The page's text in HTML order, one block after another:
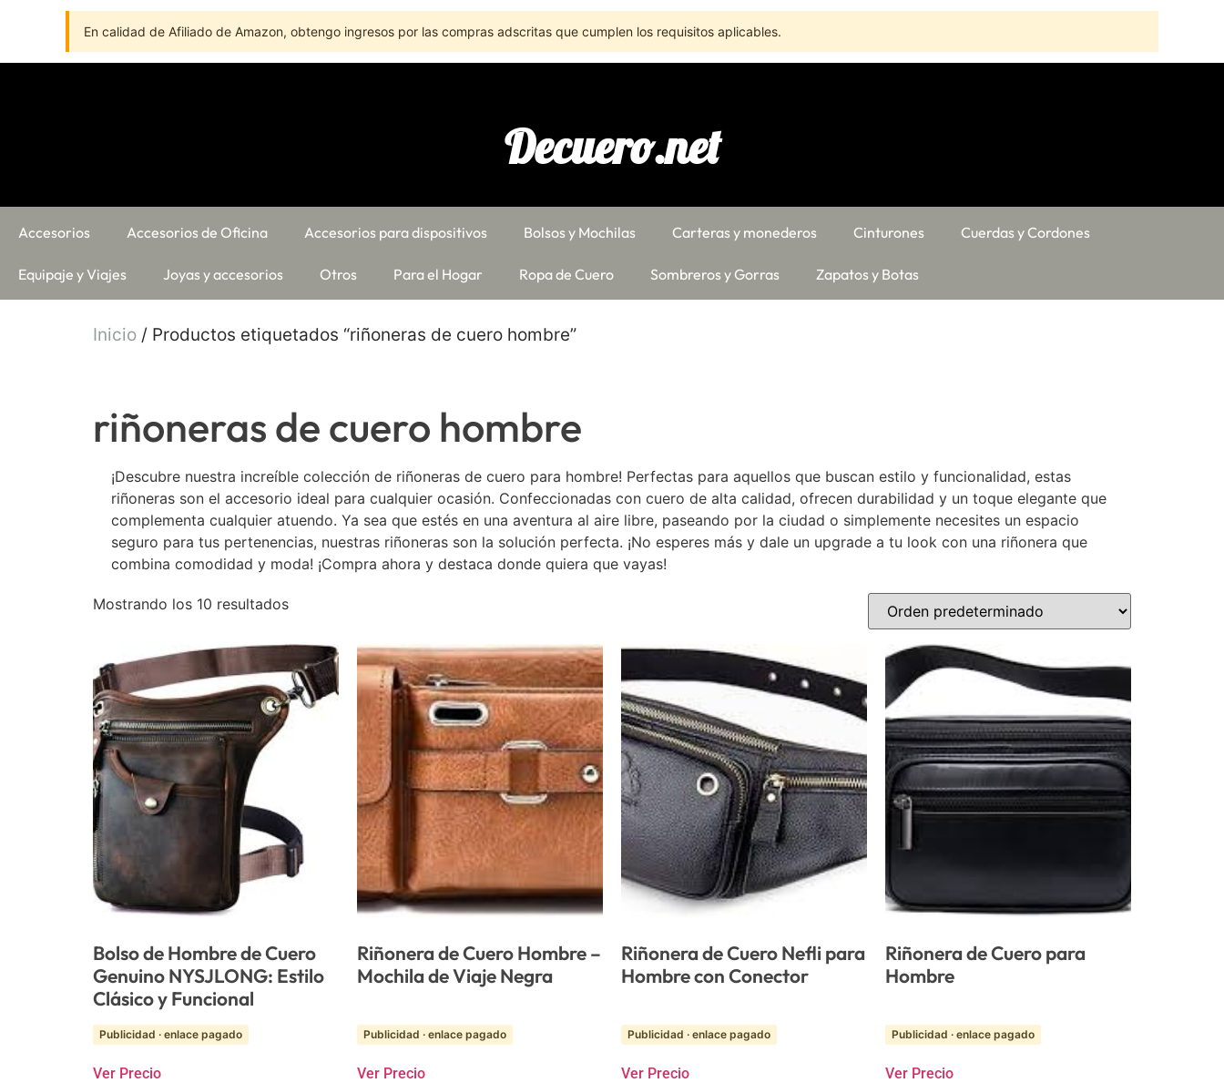
En calidad de Afiliado de Amazon, obtengo ingresos por las compras adscritas que cumplen los requisitos aplicables.
Decuero.net
Accesorios Accesorios de Oficina Accesorios para dispositivos Bolsos y Mochilas Carteras y monederos Cinturones Cuerdas y Cordones
Equipaje y Viajes Joyas y accesorios Otros Para el Hogar Ropa de Cuero Sombreros y Gorras Zapatos y Botas
Inicio / Productos etiquetados “riñoneras de cuero hombre”
riñoneras de cuero hombre
¡Descubre nuestra increíble colección de riñoneras de cuero para hombre! Perfectas para aquellos que buscan estilo y funcionalidad, estas
riñoneras son el accesorio ideal para cualquier ocasión. Confeccionadas con cuero de alta calidad, ofrecen durabilidad y un toque elegante que
complementa cualquier atuendo. Ya sea que estés en una aventura al aire libre, paseando por la ciudad o simplemente necesites un espacio
seguro para tus pertenencias, nuestras riñoneras son la solución perfecta. ¡No esperes más y dale un upgrade a tu look con una riñonera que
combina comodidad y moda! ¡Compra ahora y destaca donde quiera que vayas!
Mostrando los 10 resultados
Bolso de Hombre de Cuero
Genuino NYSJLONG: Estilo
Clásico y Funcional
Publicidad · enlace pagado
Ver Precio
Riñonera de Cuero Hombre –
Mochila de Viaje Negra
Publicidad · enlace pagado
Ver Precio
Riñonera de Cuero Nefli para
Hombre con Conector
Publicidad · enlace pagado
Ver Precio
Riñonera de Cuero para
Hombre
Publicidad · enlace pagado
Ver Precio